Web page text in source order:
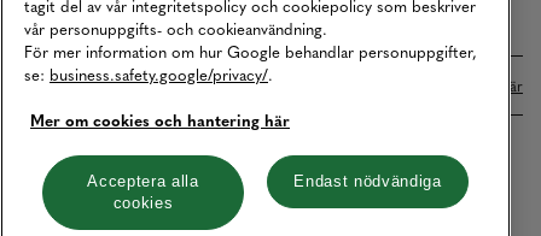
Tillgänglighetsredogörelse
Betalningar online sköts i samarbete med Klarna. Läs mer här
Cookies Integritetspolicy
Hantera cookies
tagit del av vår integritetspolicy och cookiepolicy som beskriver
vår personuppgifts- och cookieanvändning.
För mer information om hur Google behandlar personuppgifter,
se: business.safety.google/privacy/.
Mer om cookies och hantering här
Acceptera alla
cookies
Endast nödvändiga